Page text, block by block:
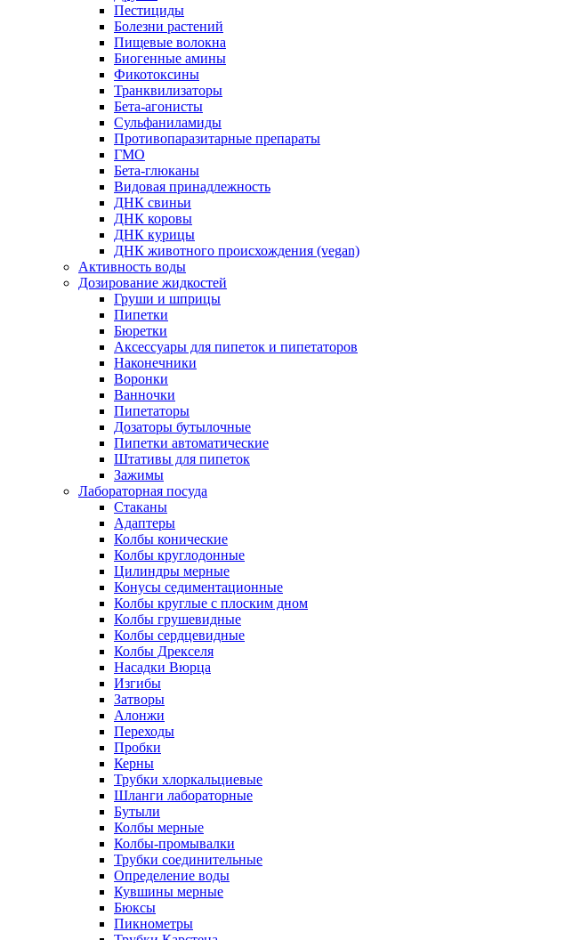
Пестициды
Болезни растений
Пищевые волокна
Биогенные амины
Фикотоксины
Транквилизаторы
Бета-агонисты
Сульфаниламиды
Противопаразитарные препараты
ГМО
Бета-глюканы
Видовая принадлежность
ДНК свиньи
ДНК коровы
ДНК курицы
ДНК животного происхождения (vegan)
Активность воды
Дозирование жидкостей
Груши и шприцы
Пипетки
Бюретки
Аксессуары для пипеток и пипетаторов
Наконечники
Воронки
Ванночки
Пипетаторы
Дозаторы бутылочные
Пипетки автоматические
Штативы для пипеток
Зажимы
Лабораторная посуда
Стаканы
Адаптеры
Колбы конические
Колбы круглодонные
Цилиндры мерные
Конусы седиментационные
Колбы круглые с плоским дном
Колбы грушевидные
Колбы сердцевидные
Колбы Дрекселя
Насадки Вюрца
Изгибы
Затворы
Алонжи
Переходы
Пробки
Керны
Трубки хлоркальциевые
Шланги лабораторные
Бутыли
Колбы мерные
Колбы-промывалки
Трубки соединительные
Определение воды
Кувшины мерные
Бюксы
Пикнометры